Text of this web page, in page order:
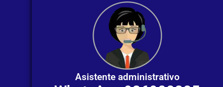
Asistente administrativo